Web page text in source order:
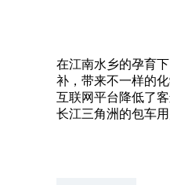
在江南水乡的孕育
补，带来不一样的
互联网平台降低了
长江三角洲的包车